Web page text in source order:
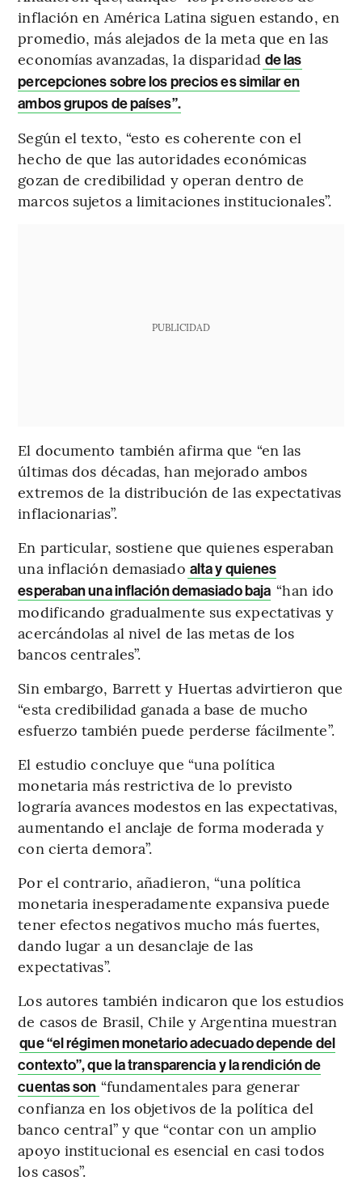
inflación en América Latina siguen estando, en
promedio, más alejados de la meta que en las
economías avanzadas, la disparidad de las
percepciones sobre los precios es similar en
ambos grupos de países”.
Según el texto, “esto es coherente con el
hecho de que las autoridades económicas
gozan de credibilidad y operan dentro de
marcos sujetos a limitaciones institucionales”.
PUBLICIDAD
El documento también afirma que “en las
últimas dos décadas, han mejorado ambos
extremos de la distribución de las expectativas
inflacionarias”.
En particular, sostiene que quienes esperaban
una inflación demasiado alta y quienes
esperaban una inflación demasiado baja “han ido
modificando gradualmente sus expectativas y
acercándolas al nivel de las metas de los
bancos centrales”.
Sin embargo, Barrett y Huertas advirtieron que
“esta credibilidad ganada a base de mucho
esfuerzo también puede perderse fácilmente”.
El estudio concluye que “una política
monetaria más restrictiva de lo previsto
lograría avances modestos en las expectativas,
aumentando el anclaje de forma moderada y
con cierta demora”.
Por el contrario, añadieron, “una política
monetaria inesperadamente expansiva puede
tener efectos negativos mucho más fuertes,
dando lugar a un desanclaje de las
expectativas”.
Los autores también indicaron que los estudios
de casos de Brasil, Chile y Argentina muestran
que “el régimen monetario adecuado depende del
contexto”, que la transparencia y la rendición de
cuentas son “fundamentales para generar
confianza en los objetivos de la política del
banco central” y que “contar con un amplio
apoyo institucional es esencial en casi todos
los casos”.